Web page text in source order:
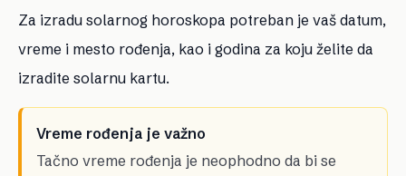
Za izradu solarnog horoskopa potreban je vaš datum,
vreme i mesto rođenja, kao i godina za koju želite da
izradite solarnu kartu.
Vreme rođenja je važno
Tačno vreme rođenja je neophodno da bi se